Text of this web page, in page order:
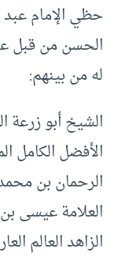
حظي الإمام عبد
الحسن من قبل
له من بينهم:
الشيخ أبو زرعة
الأفضل الكامل
الرحمان بن
العلامة عيسى
الزاهد العالم